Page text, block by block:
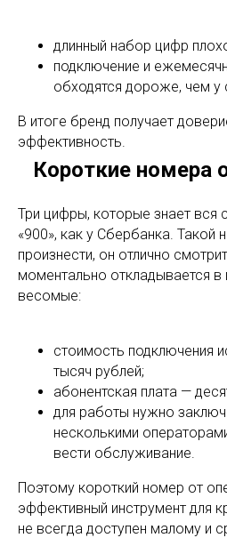
длинный набор цифр
подключение и
обходятся дороже, чем у
В итоге бренд получает
эффективность.
Короткие номера
Три цифры, которые знает вся
«900», как у Сбербанка. Такой
произнести, он отлично
моментально откладывается
весомые:
стоимость подключения
тысяч рублей;
абонентская плата —
для работы нужно
несколькими
вести обслуживание.
Поэтому короткий номер от
эффективный инструмент для
не всегда доступен малому и